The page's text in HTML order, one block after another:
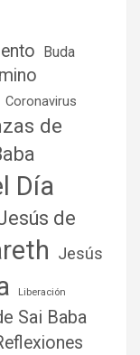
Buda
Coronavirus
de
Día
de
Jesús
Liberación
Sai Baba